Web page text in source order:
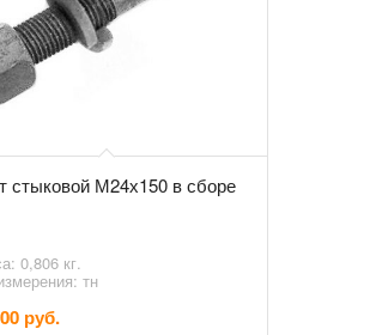
стыковой М24х150 в сборе
0,806 кг.
тн
руб.